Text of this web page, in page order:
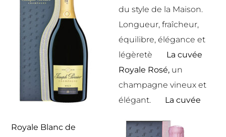
du style de la Maison.
Longueur, fraîcheur,
équilibre, élégance et
légèretè
La cuvée
Royale Rosé, un
champagne vineux et
élégant. La cuvée
Royale Blanc de